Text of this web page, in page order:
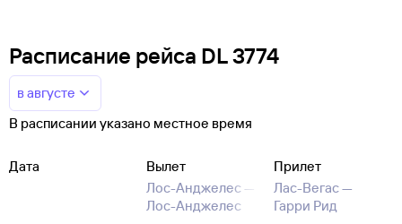
Расписание рейса DL 3774
в августе
В расписании указано местное время
Дата
Вылет
Лос-Анджелес —
Лос-Анджелес
Прилет
Лас-Вегас —
Гарри Рид